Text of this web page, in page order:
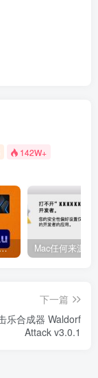
142W+
插件路径设置 VSTPlugins路径
下一篇
乐合成器 Waldorf
Attack v3.0.1